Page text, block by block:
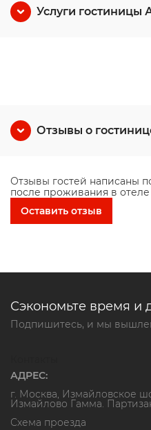
Услуги гостиницы
Отзывы о
Отзывы гостей написаны
после проживания в
Оставить отзыв
Сэкономьте время и
Подпишитесь, и мы
АДРЕС:
г. Москва, Измайловское
Измайлово Гамма.
Схема проезда